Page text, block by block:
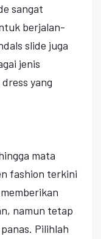
sangat
berjalan-
slide juga
jenis
yang
mata
fashion terkini
namun tetap
Pilihlah